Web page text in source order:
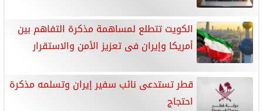
الكويت تتطلع لمساهمة مذكرة التفاهم بين
أمريكا وإيران فى تعزيز الأمن والاستقرار
قطر تستدعى نائب سفير إيران وتسلمه مذكرة
احتجاج